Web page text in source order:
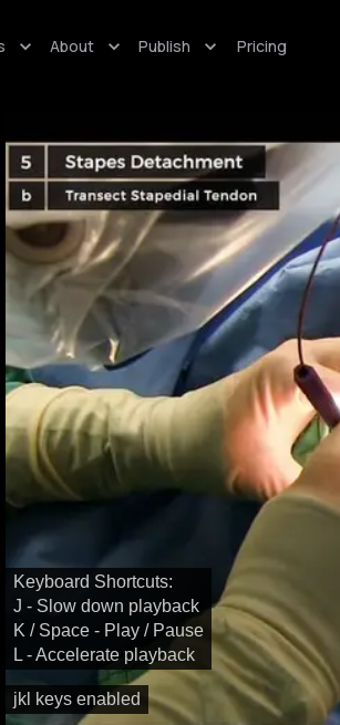
About Publish Pricing
jkl keys enabled
Keyboard Shortcuts:
J - Slow down playback
K / Space - Play / Pause
L - Accelerate playback